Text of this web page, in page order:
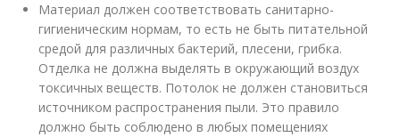
Материал должен соответствовать санитарно-
гигиеническим нормам, то есть не быть питательной
средой для различных бактерий, плесени, грибка.
Отделка не должна выделять в окружающий воздух
токсичных веществ. Потолок не должен становиться
источником распространения пыли. Это правило
должно быть соблюдено в любых помещениях